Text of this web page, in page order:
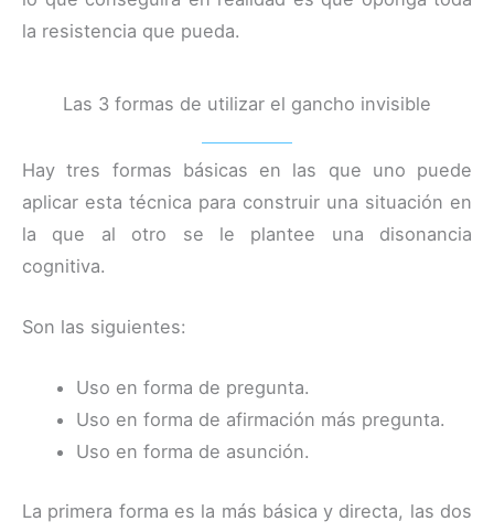
la resistencia que pueda.
Las 3 formas de utilizar el gancho invisible
Hay tres formas básicas en las que uno puede
aplicar esta técnica para construir una situación en
la que al otro se le plantee una disonancia
cognitiva.
Son las siguientes:
Uso en forma de pregunta.
Uso en forma de afirmación más pregunta.
Uso en forma de asunción.
La primera forma es la más básica y directa, las dos